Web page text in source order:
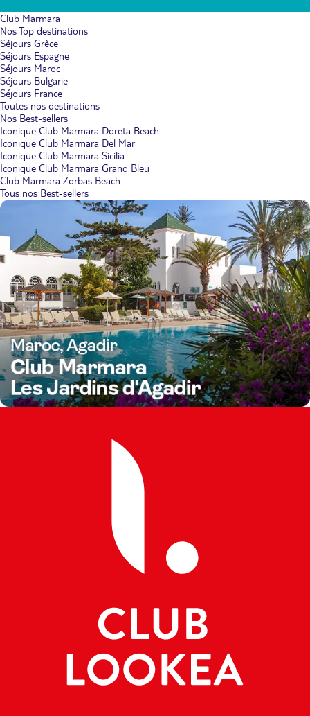
Club Marmara
Nos Top destinations
Séjours Grèce
Séjours Espagne
Séjours Maroc
Séjours Bulgarie
Séjours France
Toutes nos destinations
Nos Best-sellers
Iconique Club Marmara Doreta Beach
Iconique Club Marmara Del Mar
Iconique Club Marmara Sicilia
Iconique Club Marmara Grand Bleu
Club Marmara Zorbas Beach
Tous nos Best-sellers